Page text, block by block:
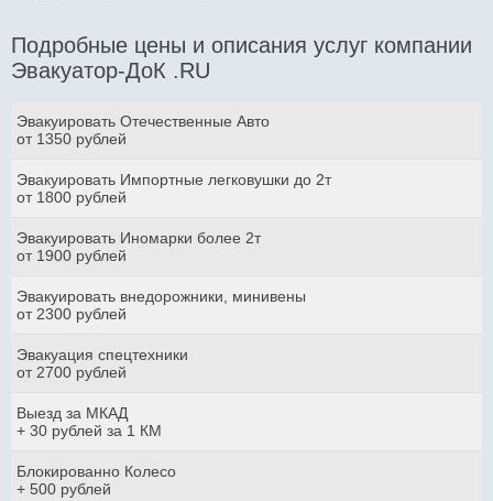
Подробные цены и описания услуг компании
Эвакуатор-ДоК .RU
Эвакуировать Отечественные Авто
от 1350 рублей
Эвакуировать Импортные легковушки до 2т
от 1800 рублей
Эвакуировать Иномарки более 2т
от 1900 рублей
Эвакуировать внедорожники, минивены
от 2300 рублей
Эвакуация спецтехники
от 2700 рублей
Выезд за МКАД
+ 30 рублей за 1 КМ
Блокированно Колесо
+ 500 рублей